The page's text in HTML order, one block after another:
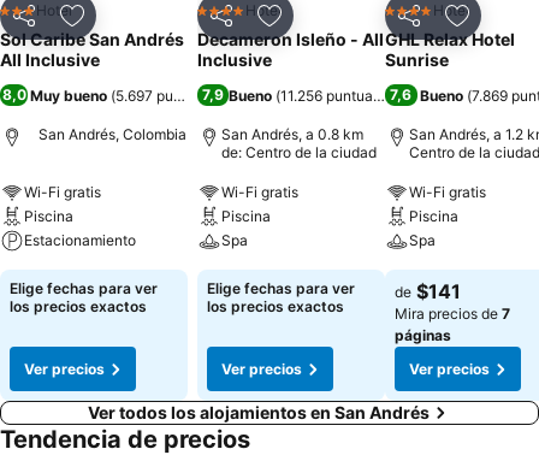
CompartirAgregar a favoritos
3 Estrellas
Hotel
Sol Caribe San Andrés
All Inclusive
8,0 Muy bueno (5.697 puntuaciones)
San Andrés, Colombia
Wi-Fi gratis
Piscina
Estacionamiento
Elige fechas para ver
los precios exactos
Ver precios
CompartirAgregar a favoritos
4 EstrellasHotel
Decameron Isleño - All
Inclusive
7,9 Bueno (11.256 puntuaciones)
San Andrés, a 0.8 km
de: Centro de la ciudad
Wi-Fi gratis
Piscina
Spa
Elige fechas para ver
los precios exactos
Ver precios
CompartirAgregar
4 EstrellasHotel
GHL Relax Hotel
Sunrise
7,6 Bueno (7.869
San Andrés, a 1.2
Centro de la ciudad
Wi-Fi gratis
Piscina
Spa
de $141
Mira precios de 7
páginas
Ver precios
Ver todos los alojamientos en San Andrés
Tendencia de precios